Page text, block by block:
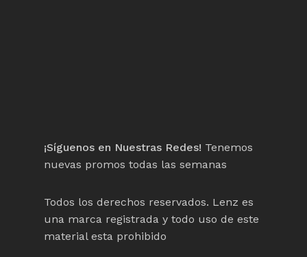
¡Síguenos en Nuestras Redes! Tenemos
nuevas promos todas las semanas
Todos los derechos reservados. Lenz es
una marca registrada y todo uso de este
material esta prohibido